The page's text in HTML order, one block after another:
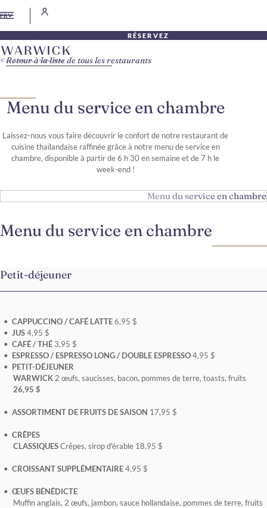
FR
RÉSERVEZ
Menu du service en chambre
Laissez-nous vous faire découvrir le confort de notre restaurant de
cuisine thaïlandaise raffinée grâce à notre menu de service en
chambre, disponible à partir de 6 h 30 en semaine et de 7 h le
week-end !
Retour à la liste de tous les restaurants
Menu du service en chambre
Menu du service en chambre
Petit-déjeuner
CAPPUCCINO / CAFÉ LATTE6,95 $
JUS4,95 $
CAFÉ / THÉ 3,95 $
ESPRESSO / ESPRESSO LONG / DOUBLE ESPRESSO4,95 $
PETIT-DÉJEUNER
WARWICK 2 œufs, saucisses, bacon, pommes de terre, toasts, fruits
26,95 $
ASSORTIMENT DE FRUITS DE SAISON 17,95 $
CRÊPES
CLASSIQUESCrêpes, sirop d'érable 18,95 $
CROISSANT SUPPLÉMENTAIRE4,95 $
ŒUFS BÉNÉDICTE
Muffin anglais, 2 œufs, jambon, sauce hollandaise, pommes de terre, fruits